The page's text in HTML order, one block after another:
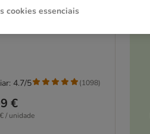
e cães
€
/ unidade
4.7/5 (1098)
cookies essenciais